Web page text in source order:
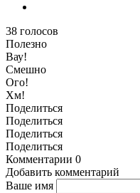
38 голосов
Полезно
Вау!
Смешно
Ого!
Хм!
Поделиться
Поделиться
Поделиться
Поделиться
Комментарии 0
Добавить комментарий
Ваше имя